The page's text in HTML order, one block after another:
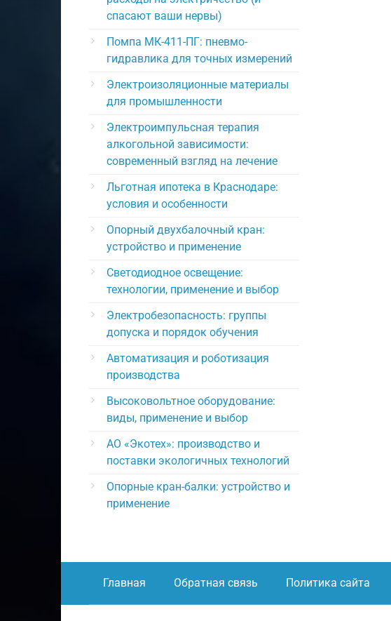
спасают ваши нервы)
Помпа МК-411-ПГ: пневмо-
гидравлика для точных измерений
Электроизоляционные материалы
для промышленности
Электроимпульсная терапия
алкогольной зависимости:
современный взгляд на лечение
Льготная ипотека в Краснодаре:
условия и особенности
Опорный двухбалочный кран:
устройство и применение
Светодиодное освещение:
технологии, применение и выбор
Электробезопасность: группы
допуска и порядок обучения
Автоматизация и роботизация
производства
Высоковольтное оборудование:
виды, применение и выбор
АО «Экотех»: производство и
поставки экологичных технологий
Опорные кран-балки: устройство и
применение
Главная Обратная связь Политика сайта